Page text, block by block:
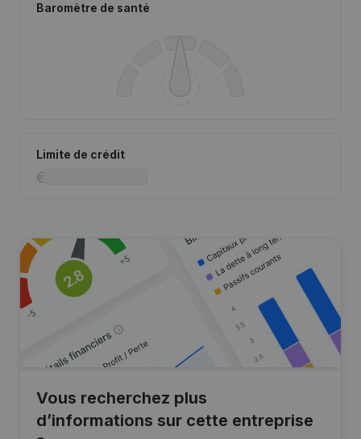
Baromètre de santé
Limite de crédit
Vous recherchez plus
d’informations sur cette entreprise